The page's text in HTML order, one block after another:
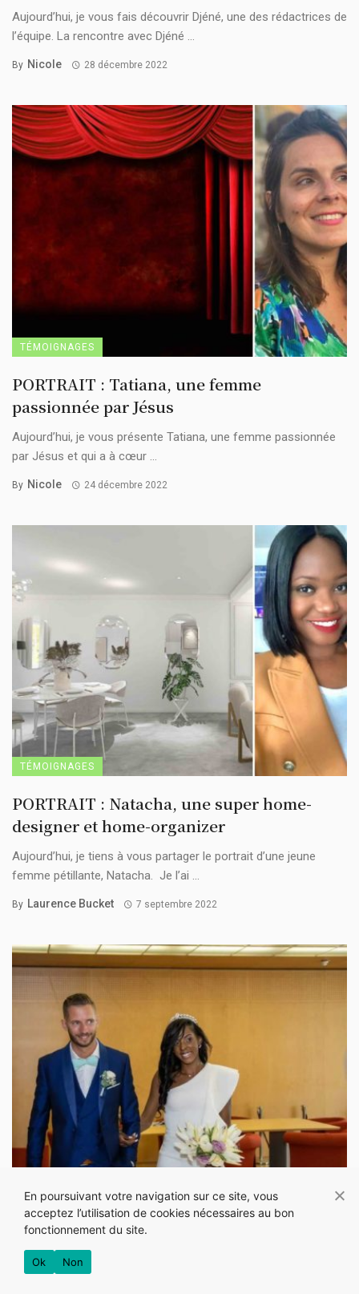
Aujourd’hui, je vous fais découvrir Djéné, une des rédactrices de
l’équipe. La rencontre avec Djéné ...
By Nicole 28 décembre 2022
TÉMOIGNAGES
PORTRAIT : Tatiana, une femme
passionnée par Jésus
Aujourd’hui, je vous présente Tatiana, une femme passionnée
par Jésus et qui a à cœur ...
By Nicole 24 décembre 2022
TÉMOIGNAGES
PORTRAIT : Natacha, une super home-
designer et home-organizer
Aujourd’hui, je tiens à vous partager le portrait d’une jeune
femme pétillante, Natacha. Je l’ai ...
By Laurence Bucket 7 septembre 2022
PORTRAIT : Mickaëla, vie de mère
célibataire à vie de reine
Nous vous avons présenté Mickaëla le mois dernier. Lors de
En poursuivant votre navigation sur ce site, vous
acceptez l’utilisation de cookies nécessaires au bon
fonctionnement du site.
Ok Non